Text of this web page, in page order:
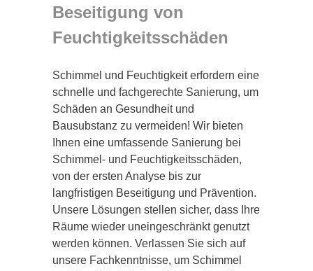
Beseitigung von
Feuchtigkeitsschäden
Schimmel und Feuchtigkeit erfordern eine
schnelle und fachgerechte Sanierung, um
Schäden an Gesundheit und
Bausubstanz zu vermeiden! Wir bieten
Ihnen eine umfassende Sanierung bei
Schimmel- und Feuchtigkeitsschäden,
von der ersten Analyse bis zur
langfristigen Beseitigung und Prävention.
Unsere Lösungen stellen sicher, dass Ihre
Räume wieder uneingeschränkt genutzt
werden können. Verlassen Sie sich auf
unsere Fachkenntnisse, um Schimmel